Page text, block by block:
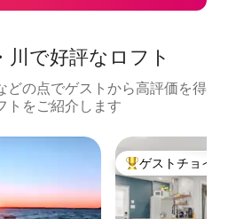
川で好評なロフト
どの点でゲストから高評価を得
トをご紹介します
す。 大好評のゲスト
ゲストチョイス